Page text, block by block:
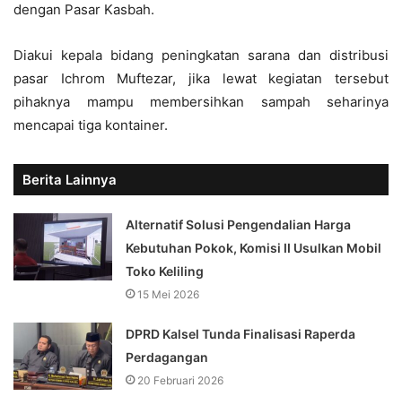
dengan Pasar Kasbah.
Diakui kepala bidang peningkatan sarana dan distribusi
pasar Ichrom Muftezar, jika lewat kegiatan tersebut
pihaknya mampu membersihkan sampah seharinya
mencapai tiga kontainer.
Berita Lainnya
Alternatif Solusi Pengendalian Harga
Kebutuhan Pokok, Komisi II Usulkan Mobil
Toko Keliling
15 Mei 2026
DPRD Kalsel Tunda Finalisasi Raperda
Perdagangan
20 Februari 2026